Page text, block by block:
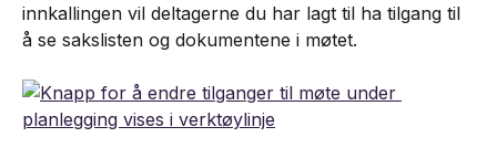
innkallingen vil deltagerne du har lagt til ha tilgang til
å se sakslisten og dokumentene i møtet.